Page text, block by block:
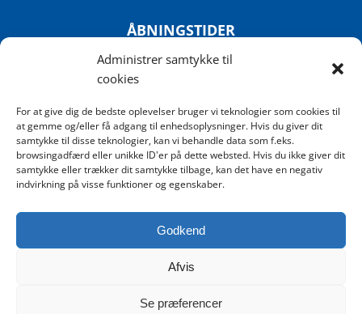
Administrer samtykke til
cookies
For at give dig de bedste oplevelser bruger vi teknologier som cookies til
at gemme og/eller få adgang til enhedsoplysninger. Hvis du giver dit
samtykke til disse teknologier, kan vi behandle data som f.eks.
browsingadfærd eller unikke ID'er på dette websted. Hvis du ikke giver dit
samtykke eller trækker dit samtykke tilbage, kan det have en negativ
indvirkning på visse funktioner og egenskaber.
Godkend
Afvis
Se præferencer
ÅBNINGSTIDER
Mandag-Torsdag: 7.30 – 15.30
ADRESSE
Copyright Sørby VVS © 2009 - 2023 | Solution by Budgethost &